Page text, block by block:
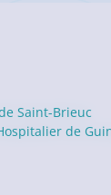
Saint-Brieuc
de